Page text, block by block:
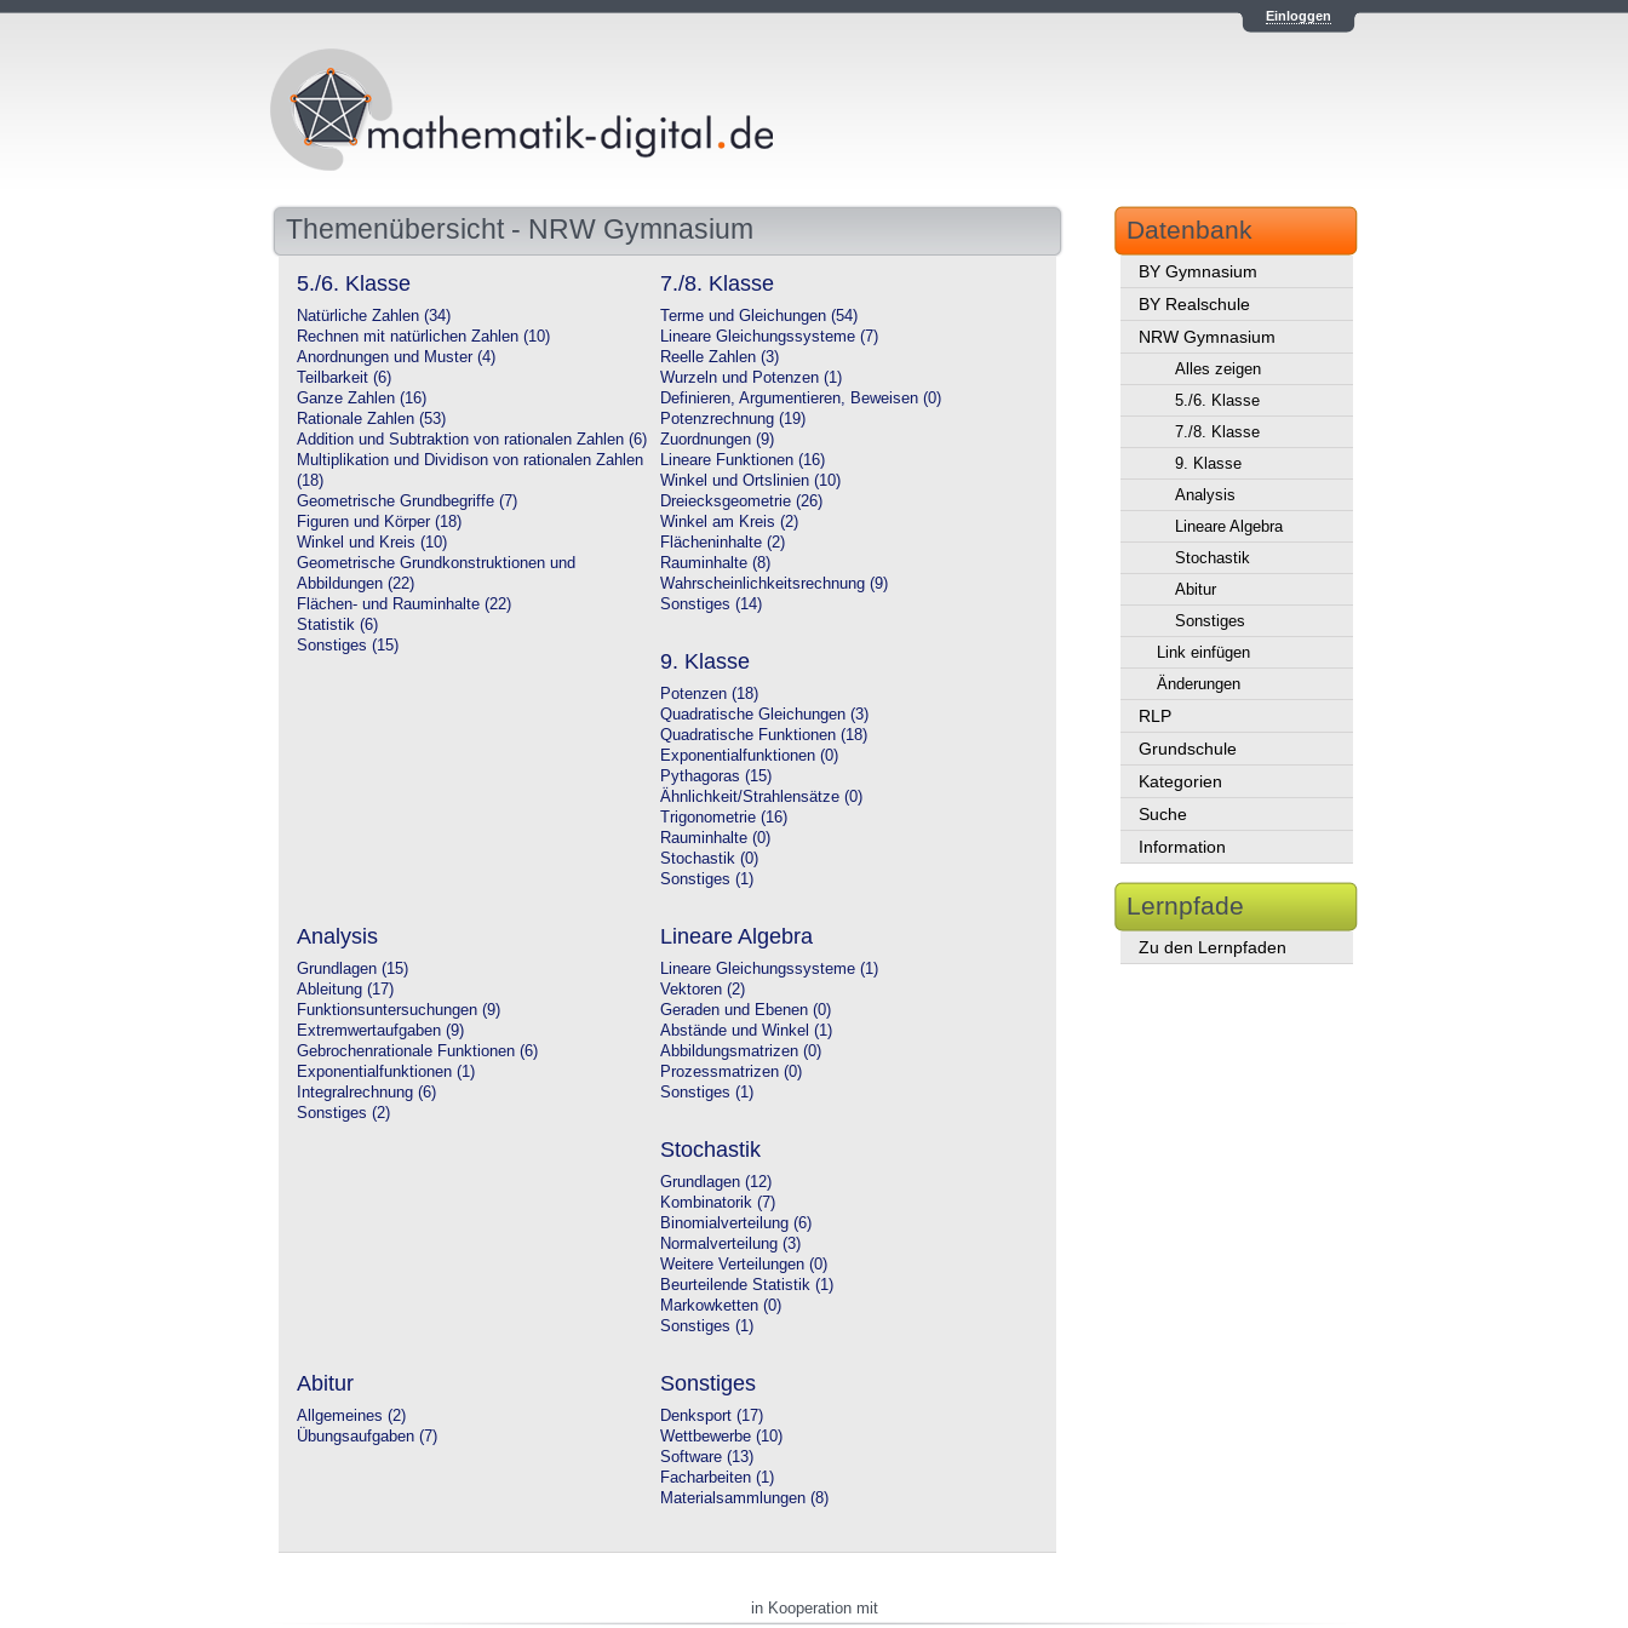
Einloggen
Themenübersicht - NRW Gymnasium
5./6. Klasse
Natürliche Zahlen (34)
Rechnen mit natürlichen Zahlen (10)
Anordnungen und Muster (4)
Teilbarkeit (6)
Ganze Zahlen (16)
Rationale Zahlen (53)
Addition und Subtraktion von rationalen Zahlen (6)
Multiplikation und Dividison von rationalen Zahlen
(18)
Geometrische Grundbegriffe (7)
Figuren und Körper (18)
Winkel und Kreis (10)
Geometrische Grundkonstruktionen und
Abbildungen (22)
Flächen- und Rauminhalte (22)
Statistik (6)
Sonstiges (15)
7./8. Klasse
Terme und Gleichungen (54)
Lineare Gleichungssysteme (7)
Reelle Zahlen (3)
Wurzeln und Potenzen (1)
Definieren, Argumentieren, Beweisen (0)
Potenzrechnung (19)
Zuordnungen (9)
Lineare Funktionen (16)
Winkel und Ortslinien (10)
Dreiecksgeometrie (26)
Winkel am Kreis (2)
Flächeninhalte (2)
Rauminhalte (8)
Wahrscheinlichkeitsrechnung (9)
Sonstiges (14)
9. Klasse
Potenzen (18)
Quadratische Gleichungen (3)
Quadratische Funktionen (18)
Exponentialfunktionen (0)
Pythagoras (15)
Ähnlichkeit/Strahlensätze (0)
Trigonometrie (16)
Rauminhalte (0)
Stochastik (0)
Sonstiges (1)
Analysis
Grundlagen (15)
Ableitung (17)
Funktionsuntersuchungen (9)
Extremwertaufgaben (9)
Gebrochenrationale Funktionen (6)
Exponentialfunktionen (1)
Integralrechnung (6)
Sonstiges (2)
Lineare Algebra
Lineare Gleichungssysteme (1)
Vektoren (2)
Geraden und Ebenen (0)
Abstände und Winkel (1)
Abbildungsmatrizen (0)
Prozessmatrizen (0)
Sonstiges (1)
Stochastik
Grundlagen (12)
Kombinatorik (7)
Binomialverteilung (6)
Normalverteilung (3)
Weitere Verteilungen (0)
Beurteilende Statistik (1)
Markowketten (0)
Sonstiges (1)
Abitur
Allgemeines (2)
Übungsaufgaben (7)
Sonstiges
Denksport (17)
Wettbewerbe (10)
Software (13)
Facharbeiten (1)
Materialsammlungen (8)
Datenbank
BY Gymnasium
BY Realschule
NRW Gymnasium
Alles zeigen
5./6. Klasse
7./8. Klasse
9. Klasse
Analysis
Lineare Algebra
Stochastik
Abitur
Sonstiges
Link einfügen
Änderungen
RLP
Grundschule
Kategorien
Suche
Information
Lernpfade
Zu den Lernpfaden
in Kooperation mit